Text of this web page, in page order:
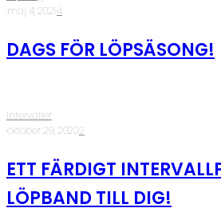
·maj 4, 2021·4
DAGS FÖR LÖPSÄSONG!
Intervaller
·oktober 29, 2020·2
ETT FÄRDIGT
LÖPBAND TILL DIG!